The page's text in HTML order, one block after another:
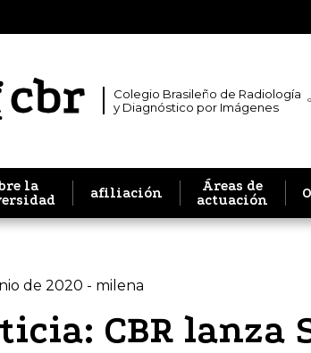
Colegio Brasileño de Radiología
y Diagnóstico por Imágenes
la
afiliación
Áreas de
actuación
de 2020 - milena
CBR lanza